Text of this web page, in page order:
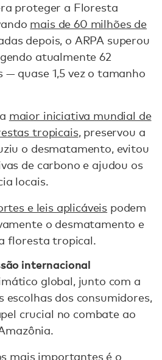
proteger a Floresta
mais de 60 milhões de
depois, o ARPA superou
atualmente 62
— quase 1,5 vez o tamanho
maior iniciativa mundial de
tropicais, preservou a
o desmatamento, evitou
de carbono e ajudou os
locais.
e leis aplicáveis podem
o desmatamento e
floresta tropical.
internacional
global, junto com a
escolhas dos consumidores,
crucial no combate ao
mais importantes é o